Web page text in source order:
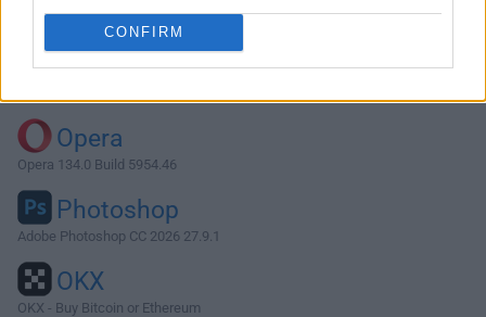
CONFIRM
¿Por qué se publica esta aplicación en FileHorse? (
información
Opera
Opera 134.0 Build 5954.46
Photoshop
Adobe Photoshop CC 2026 27.9.1
OKX
OKX - Buy Bitcoin or Ethereum